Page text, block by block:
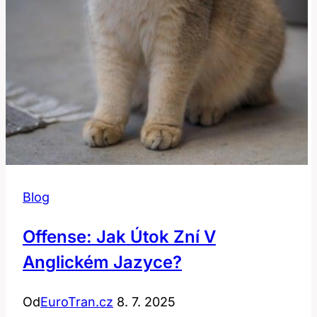
Blog
Offense: Jak Útok Zní V
Anglickém Jazyce?
OdEuroTran.cz 8. 7. 2025